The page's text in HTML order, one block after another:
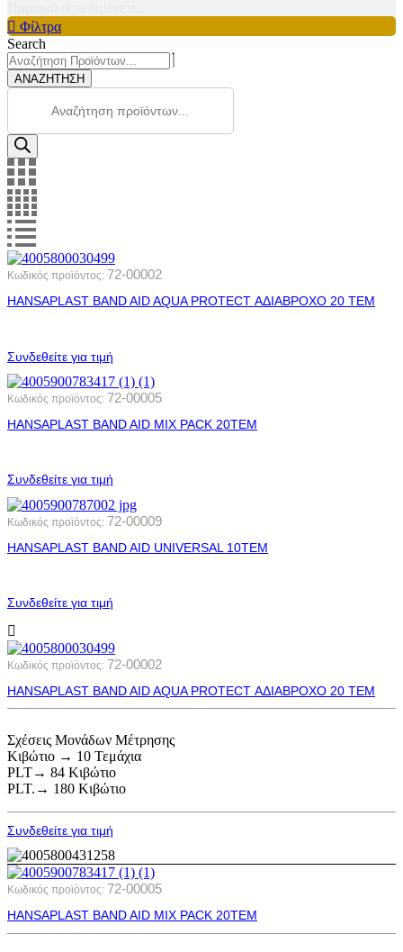
Φίλτρα
Search
ΑΝΑΖΗΤΗΣΗ
Products
Κωδικός προϊόντος: 72-00002
HANSAPLAST BAND AID AQUA PROTECT ΑΔΙΑΒΡΟΧΟ 20 ΤΕΜ
Συνδεθείτε για τιμή
Κωδικός προϊόντος: 72-00005
HANSAPLAST BAND AID MIX PACK 20ΤΕΜ
Συνδεθείτε για τιμή
Κωδικός προϊόντος: 72-00009
HANSAPLAST BAND AID UNIVERSAL 10ΤΕΜ
Συνδεθείτε για τιμή
Κωδικός προϊόντος: 72-00002
HANSAPLAST BAND AID AQUA PROTECT ΑΔΙΑΒΡΟΧΟ 20 ΤΕΜ
Σχέσεις Μονάδων Μέτρησης
Κιβώτιο → 10 Τεμάχια
PLT→ 84 Κιβώτιο
PLT.→ 180 Κιβώτιο
Συνδεθείτε για τιμή
Κωδικός προϊόντος: 72-00005
HANSAPLAST BAND AID MIX PACK 20ΤΕΜ